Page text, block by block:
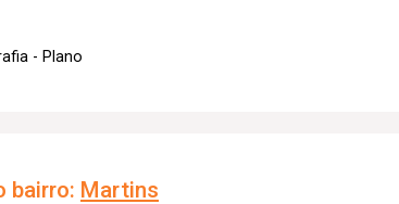
- Plano
bairro: Martins